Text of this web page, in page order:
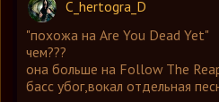
C_hertogra_D
"похожа на Are You Dead Yet"
чем???
она больше на Follow The
басс убог,вокал отдельная